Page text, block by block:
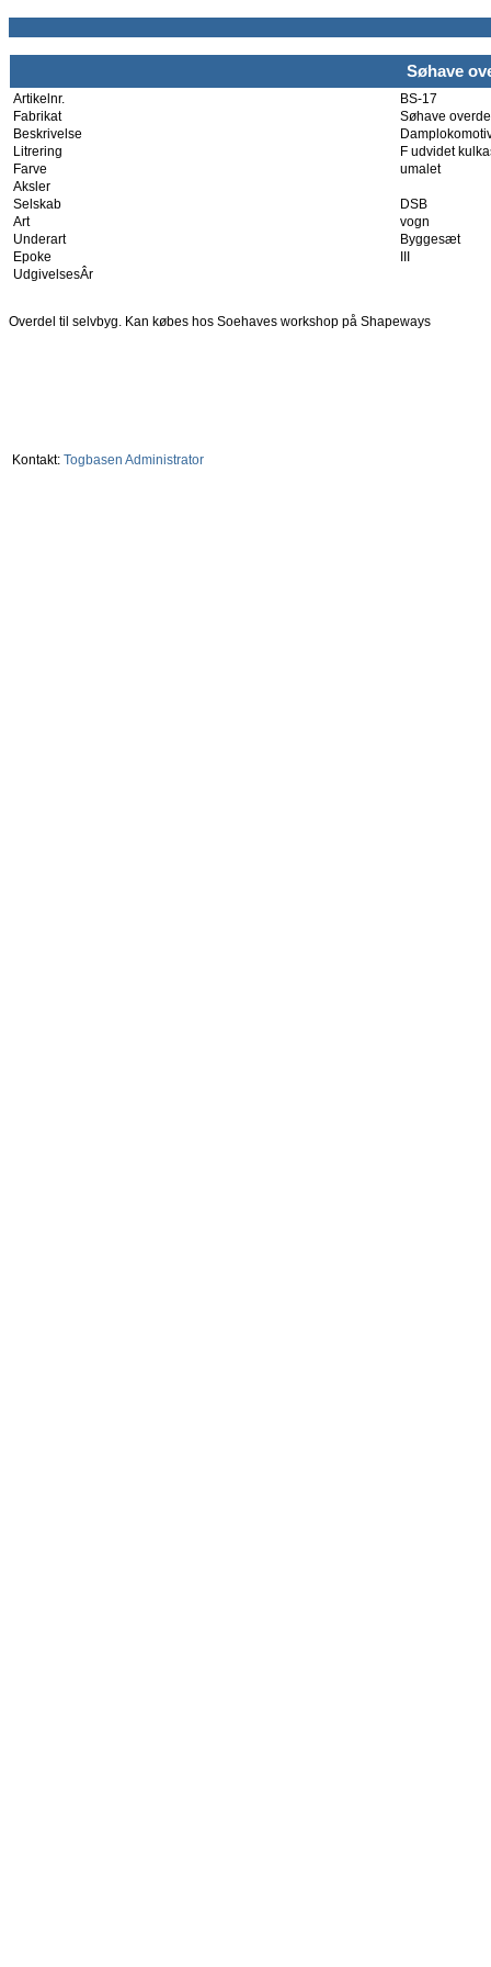
Søhave
Artikelnr.
BS-17
Fabrikat
Søhave
Beskrivelse
Litrering
F udvidet
Farve
umalet
Aksler
Selskab
DSB
Art
vogn
Underart
Byggesæt
Epoke
UdgivelsesÂr
Overdel til selvbyg. Kan købes hos Soehaves workshop på Shapeways
Kontakt: Togbasen Administrator